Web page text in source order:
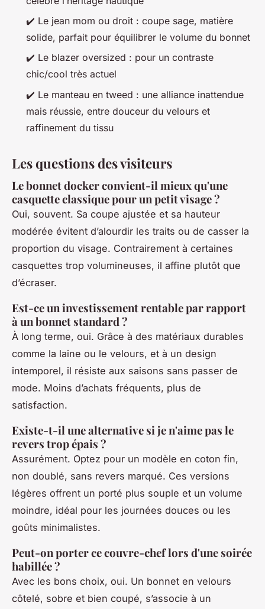
✔️ Le jean mom ou droit : coupe sage, matière
solide, parfait pour équilibrer le volume du bonnet
✔️ Le blazer oversized : pour un contraste
chic/cool très actuel
✔️ Le manteau en tweed : une alliance inattendue
mais réussie, entre douceur du velours et
raffinement du tissu
Les questions des visiteurs
Le bonnet docker convient-il mieux qu'une
casquette classique pour un petit visage ?
Oui, souvent. Sa coupe ajustée et sa hauteur
modérée évitent d’alourdir les traits ou de casser la
proportion du visage. Contrairement à certaines
casquettes trop volumineuses, il affine plutôt que
d’écraser.
Est-ce un investissement rentable par rapport
à un bonnet standard ?
À long terme, oui. Grâce à des matériaux durables
comme la laine ou le velours, et à un design
intemporel, il résiste aux saisons sans passer de
mode. Moins d’achats fréquents, plus de
satisfaction.
Existe-t-il une alternative si je n'aime pas le
revers trop épais ?
Assurément. Optez pour un modèle en coton fin,
non doublé, sans revers marqué. Ces versions
légères offrent un porté plus souple et un volume
moindre, idéal pour les journées douces ou les
goûts minimalistes.
Peut-on porter ce couvre-chef lors d'une soirée
habillée ?
Avec les bons choix, oui. Un bonnet en velours
côtelé, sobre et bien coupé, s’associe à un